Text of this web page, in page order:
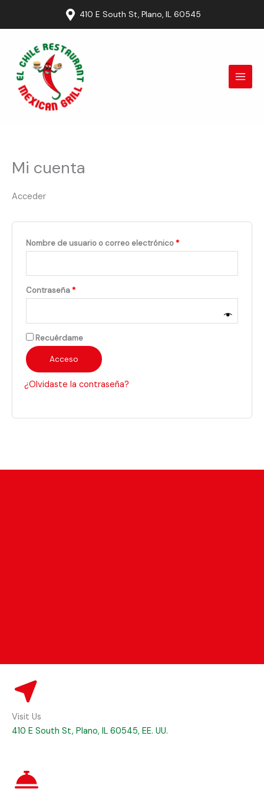
410 E South St, Plano, IL 60545
Mi cuenta
Acceder
Nombre de usuario o correo electrónico *
Contraseña *
Recuérdame
Acceso
¿Olvidaste la contraseña?
Visit Us
410 E South St, Plano, IL 60545, EE. UU.